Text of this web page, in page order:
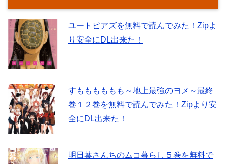
ユートピアズを無料で読んでみた！Zipよ
り安全にDL出来た！
すもももももも～地上最強のヨメ～最終
巻１２巻を無料で読んでみた！Zipより安
全にDL出来た！
明日葉さんちのムコ暮らし５巻を無料で